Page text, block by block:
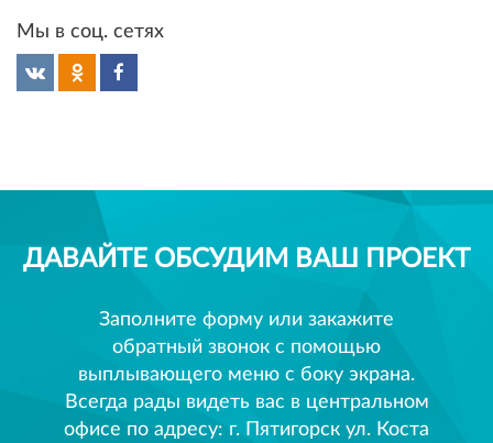
Мы в соц. сетях
ДАВАЙТЕ ОБСУДИМ ВАШ ПРОЕКТ
Заполните форму или закажите
обратный звонок с помощью
выплывающего меню с боку экрана.
Всегда рады видеть вас в центральном
офисе по адресу: г. Пятигорск ул. Коста